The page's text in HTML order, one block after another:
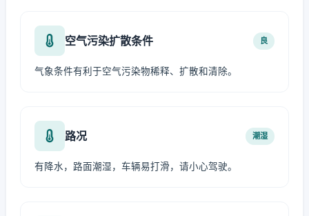
空气污染扩散条件 良
气象条件有利于空气污染物稀释、扩散和清除。
路况 潮湿
有降水，路面潮湿，车辆易打滑，请小心驾驶。